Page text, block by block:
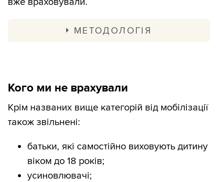
МЕТОДОЛОГІЯ
Порахуємо попередні оцінки як частку
загальної чисельності чоловіків:
6,3% — виїхали за кордон;
5% — заброньовані від мобілізації;
9,7% — мають інвалідність;
Кого ми не врахували
Крім названих вище категорій від мобілізації
також звільнені:
батьки, які самостійно виховують дитину
віком до 18 років;
усиновлювачі;